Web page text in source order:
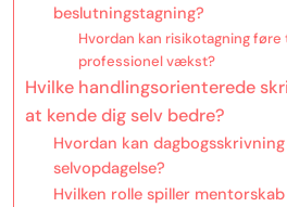
beslutningstagning?
Hvordan kan risikotagning føre
professionel vækst?
Hvilke handlingsorienterede
at kende dig selv bedre?
Hvordan kan
selvopdagelse?
Hvilken rolle spiller